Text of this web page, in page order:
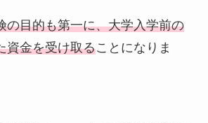
の目的も第一に、大学入学前の
資金を受け取ることになりま